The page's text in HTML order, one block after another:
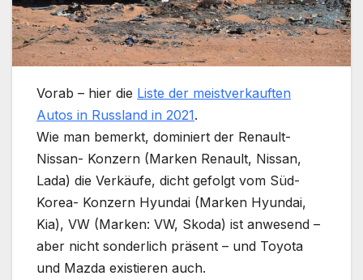
Vorab – hier die Liste der meistverkauften
Autos in Russland in 2021.
Wie man bemerkt, dominiert der Renault-
Nissan- Konzern (Marken Renault, Nissan,
Lada) die Verkäufe, dicht gefolgt vom Süd-
Korea- Konzern Hyundai (Marken Hyundai,
Kia), VW (Marken: VW, Skoda) ist anwesend –
aber nicht sonderlich präsent – und Toyota
und Mazda existieren auch.